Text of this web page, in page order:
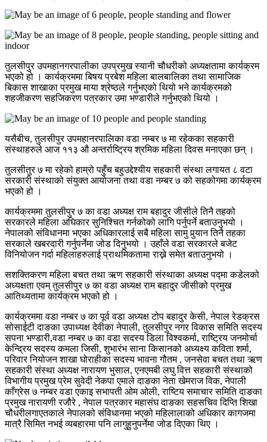
तुलसीपुर उपमहानगरपालीका उपप्रमुख स्यानी चौधरीको अध्यक्षतामा कार्यक्रम
भएको हो । कार्यक्रममा बिषय प्रबेश महिला बालबालिका तथा सामाजिक
बिकास शाखाका प्रमुख माया श्रेष्ठले गर्नुभएको थियो भने कार्यक्रमको
शहजीकरण सहजिकरण पत्रकार उमा भण्डारीले गर्नुभएको थियो ।
यसैबीच, तुलसीपुर उपमहानरपालिका वडा नम्बर ७ मा रहेकका सहकारी
संस्थाहरुले आज ११३ औ अन्तर्राष्ट्रिय श्रमिक महिला दिवस मनाएका छन् ।
तुलसीतुर ७ मा रहेको हाम्रो पहुँच बहुउद्देश्यीय सहकारी संस्था लगायत ८ वटा
सरकारी संस्थाको संयुक्त आयोजना तथा वडा नम्बर ७ को सहकोगमा कार्यक्रम
भएको हो ।
कार्यक्रममा तुलसीपुर ७ का वडा अध्यक्ष राम बहादुर जीसीले तिनै तहको
सरकारले महिला अघिकार सुनिश्चित गर्नकोको लागि पर्नुपर्ने बताउनुभयो ।
नेपालको संविधानमा भएका अधिकारलाई सबै महिला सामु पुर्‍यान तिनै तहका
सरकाले खबरदारी गर्नुपर्नेमा जोड दिनुभयो । उहाँले वडा सरकारले बजेट
विनियोजन गर्दा महिलाहरुलाई प्राथमिकतामा राख्ने समेत बताउनुभयो ।
सशक्तिकरण महिला बचत तथा ऋण सहकारी संस्थाका अध्यक्ष पद्मा कडेलको
अध्यक्षता एवम् तुलसीपुर ७ का वडा अध्यक्ष राम बहादुर जीसीको प्रमुख
आतिथ्यतामा कार्यक्रम भएको हो ।
कार्यक्रममा वडा नम्बर ७ का पूर्व वडा अध्यक्ष टोप बहादुर केसी, नेपाल रेडक्रस
सोसाईटी दाङका उपाध्यक्ष देवीका नेपाली, तुलसीपुर नगर विकास समिति सदस्य
सपना भण्डारी,वडा नम्बर ७ का वडा सदस्य डिला विश्वकर्मा, राष्ट्रिय जनमोर्चा
केन्द्रिय सदस्य कमला जिसी, शुभारंभ साना किसानको अध्यक्ष्य कविता शर्मा,
परिवार नियोजन शाखा घोराहीका सदस्य भावना गौतम , जनसेवा बचत तथा ऋण
सहकारी संस्था अध्यक्ष नारायण भुसाल, एनएमबी लघु वित्त सहकारी संस्थाको
विभागीय प्रमुख प्रेम सुवेदी नेकपा एमाले दाङका नेता खेमराज विक, नेपाली
काँग्रेस ७ नम्बर वडा एकाइ सभापती ओम ओली, राष्टिय समाचार समिति दाङका
प्रमुख नारायणी रजौरे , नेपाल पत्रकार महासंघ दाङका सहसचिव दिप्ति शिखा
चौधरीलगाएतकाले नेपालको संविधानमा भएको महिलालाको अधिकार कागजमा
मात्रै सिमित नभई व्यबहारमा पनि लागुहुनुपर्नेमा जोड दिएका थिए ।